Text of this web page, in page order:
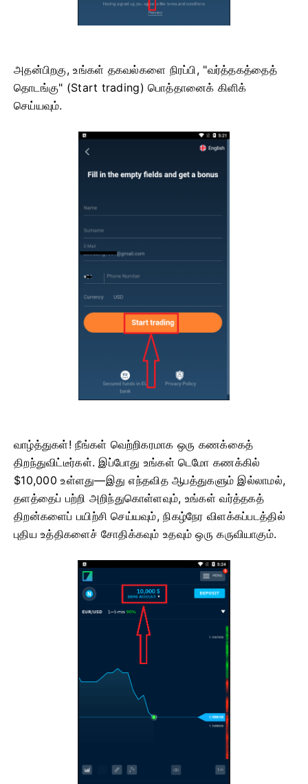
அதன்பிறகு, உங்கள் தகவல்களை நிரப்பி, "வர்த்தகத்தைத்
தொடங்கு" (Start trading) பொத்தானைக் கிளிக்
செய்யவும்.
வாழ்த்துகள்! நீங்கள் வெற்றிகரமாக ஒரு கணக்கைத்
திறந்துவிட்டீர்கள். இப்போது உங்கள் டெமோ கணக்கில்
$10,000 உள்ளது—இது எந்தவித ஆபத்துகளும் இல்லாமல்,
தளத்தைப் பற்றி அறிந்துகொள்ளவும், உங்கள் வர்த்தகத்
திறன்களைப் பயிற்சி செய்யவும், நிகழ்நேர விளக்கப்படத்தில்
புதிய உத்திகளைச் சோதிக்கவும் உதவும் ஒரு கருவியாகும்.